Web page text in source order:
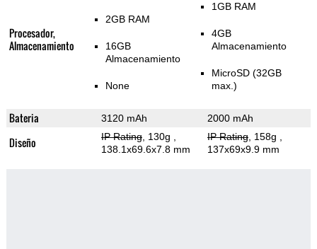
Procesador,
Almacenamiento
2GB RAM
16GB
Almacenamiento
None
1GB RAM
4GB
Almacenamiento
MicroSD (32GB
max.)
Bateria 3120 mAh 2000 mAh
Diseño IP Rating, 130g
138.1x69.6x7.8 mm
IP Rating, 158g
137x69x9.9 mm